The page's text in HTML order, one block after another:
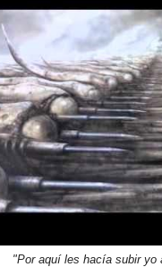
"Por aquí les hacía subir yo